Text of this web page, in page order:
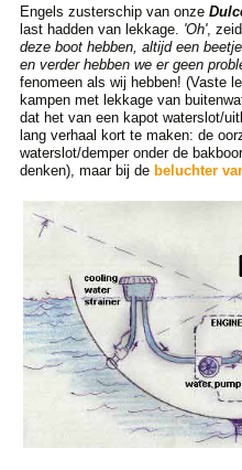
Engels zusterschip van onze
last hadden van lekkage. 'Oh',
deze boot hebben, altijd een
en verder hebben we er geen
fenomeen als wij hebben! (Vaste
kampen met lekkage van
dat het van een kapot waterslot/
lang verhaal kort te maken: de
waterslot/demper onder de
denken), maar bij de beluchter